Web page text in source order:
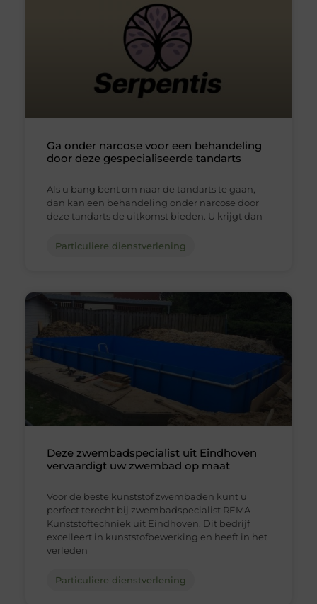
Ga onder narcose voor een behandeling
door deze gespecialiseerde tandarts
Als u bang bent om naar de tandarts te gaan,
dan kan een behandeling onder narcose door
deze tandarts de uitkomst bieden. U krijgt dan
Particuliere dienstverlening
Deze zwembadspecialist uit Eindhoven
vervaardigt uw zwembad op maat
Voor de beste kunststof zwembaden kunt u
perfect terecht bij zwembadspecialist REMA
Kunststoftechniek uit Eindhoven. Dit bedrijf
excelleert in kunststofbewerking en heeft in het
verleden
Particuliere dienstverlening